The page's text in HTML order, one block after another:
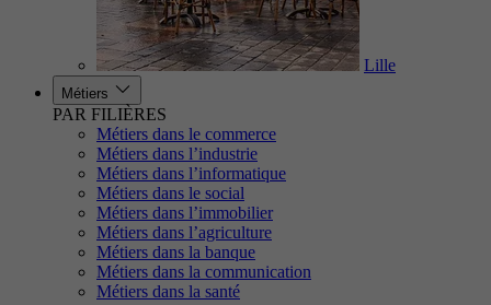
Lille
Métiers
PAR FILIÈRES
Métiers dans le commerce
Métiers dans l’industrie
Métiers dans l’informatique
Métiers dans le social
Métiers dans l’immobilier
Métiers dans l’agriculture
Métiers dans la banque
Métiers dans la communication
Métiers dans la santé